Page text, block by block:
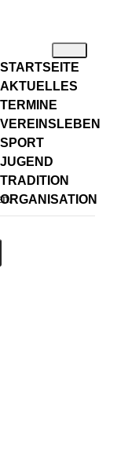
STARTSEITE
AKTUELLES
TERMINE
VEREINSLEBEN
SPORT
JUGEND
TRADITION
ORGANISATION